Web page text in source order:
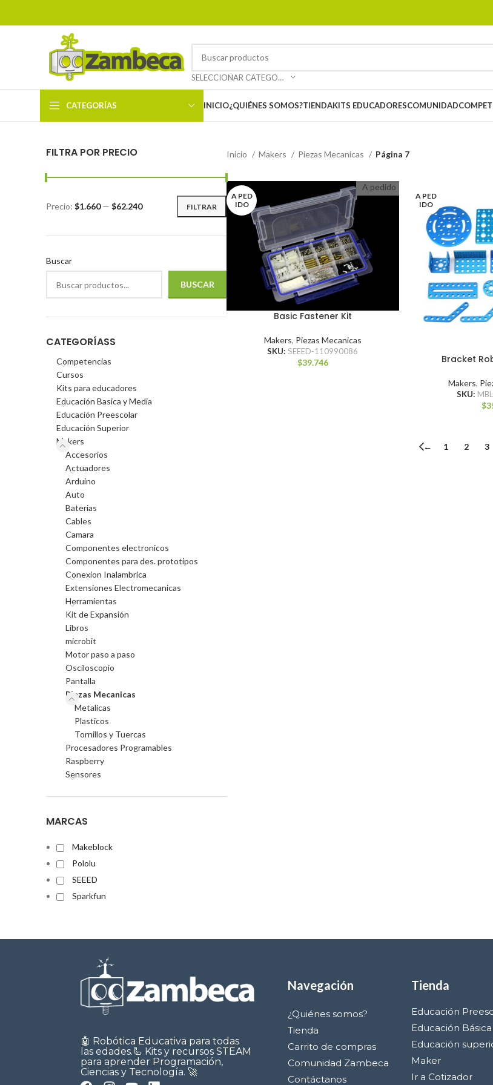
SELECCIONAR CATEGORÍA
CATEGORÍAS INICIO¿QUIÉNES SOMOS?TIENDAKITS EDUCADORESCOMUNIDAD
FILTRA POR PRECIO
FILTRAR
Precio: $1.660— $62.240
Buscar
BUSCAR
CATEGORÍASS
Competencias
Cursos
Kits para educadores
Educación Basica y Media
Educación Preescolar
Educación Superior
Makers
Accesorios
Actuadores
Arduino
Auto
Baterias
Cables
Camara
Componentes electronicos
Componentes para des. prototipos
Conexion Inalambrica
Extensiones Electromecanicas
Herramientas
Kit de Expansión
Libros
microbit
Motor paso a paso
Osciloscopio
Pantalla
Piezas Mecanicas
Metalicas
Plasticos
Tornillos y Tuercas
Procesadores Programables
Raspberry
Sensores
MARCAS
Makeblock
Pololu
SEEED
Sparkfun
Inicio Makers Piezas Mecanicas Página 7
A PED
IDO
A pedido
Basic Fastener Kit
Makers, Piezas Mecanicas
SKU:SEEED-110990086
$39.746
A PED
IDO
Bracket
Makers,
SKU:
$
← 1 2 3
🤖 Robótica Educativa para todas
las edades.🦾 Kits y recursos STEAM
para aprender Programación,
Ciencias y Tecnología. 🚀
Navegación
¿Quiénes somos?
Tienda
Carrito de compras
Comunidad Zambeca
Contáctanos
Tienda
Educación
Educación
Educación
Maker
Ir a Cotizador